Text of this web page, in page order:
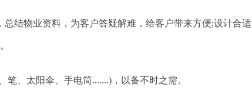
结物业资料，为客户答疑解难，给客户带来方便;设计合适
、太阳伞、手电筒.......)，以备不时之需。